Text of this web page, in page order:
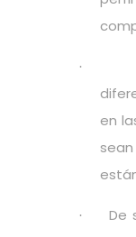
·
en
·
De